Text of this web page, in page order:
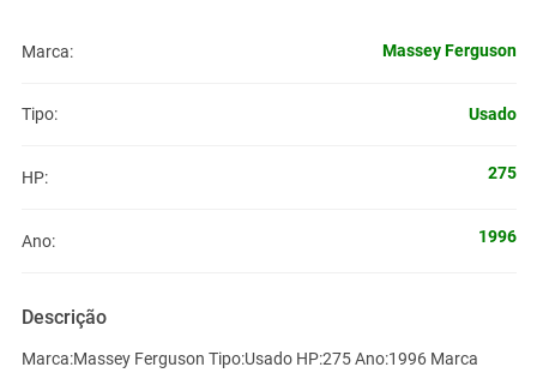
Marca: Massey Ferguson
Tipo: Usado
HP: 275
Ano: 1996
Descrição
Marca:Massey Ferguson Tipo:Usado HP:275 Ano:1996 Marca